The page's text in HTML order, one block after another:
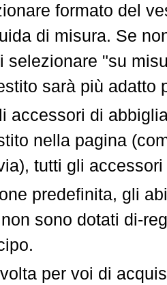
formato del
di misura. Se
selezionare "su
sarà più adatto
accessori di
nella pagina
tutti gli
predefinita, gli
sono dotati di-
per voi di